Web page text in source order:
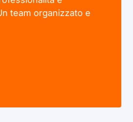
team organizzato e